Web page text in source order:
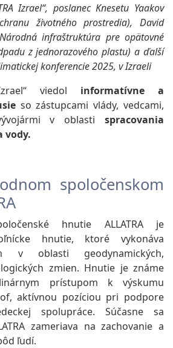
Izrael“, poslanec Knesetu Yaakov
životného prostredia), David
infraštruktúra pre opätovné
z jednorazového plastu) a ďalší
konferencie 2025, v Izraeli
viedol informatívne a
so zástupcami vlády, vedcami,
v oblasti spracovania
vody.
spoločenskom
hnutie ALLATRA je
hnutie, ktoré vykonáva
v oblasti geodynamických,
zmien. Hnutie je známe
prístupom k výskumu
aktívnou pozíciou pri podpore
spolupráce. Súčasne sa
zameriava na zachovanie a
ľudí.